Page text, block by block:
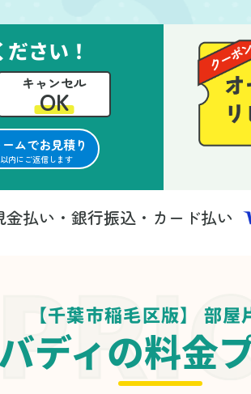
ありがとうございまし
さい！
キャンセル
OK
ムでお見積り
内にご返信します
金払い・銀行振込・カード払い
【千葉市稲毛区版】 部屋
ディの料金